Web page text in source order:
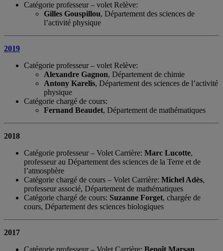
Catégorie professeur – volet Relève:
Gilles Gouspillou, Département des sciences de
l’activité physique
2019
Catégorie professeur – volet Relève:
Alexandre Gagnon, Département de chimie
Antony Karelis, Département des sciences de l’activité
physique
Catégorie chargé de cours:
Fernand Beaudet, Département de mathématiques
2018
Catégorie professeur – Volet Carrière: Marc Lucotte,
professeur au Département des sciences de la Terre et de
l’atmosphère
Catégorie chargé de cours – Volet Carrière: Michel Adès,
professeur associé, Département de mathématiques
Catégorie chargé de cours: Suzanne Forget, chargée de
cours, Département des sciences biologiques
2017